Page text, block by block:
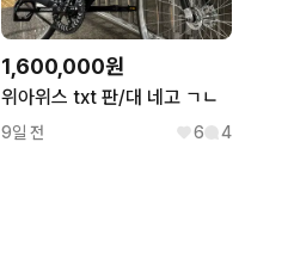
1,600,000원
위아위스 txt 판/대 네고 ㄱㄴ
9일 전 6 4